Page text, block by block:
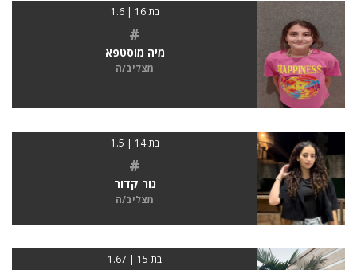
בת 16 | 1.6
#
מיה מוסטפא
מצליב/ה
בת 14 | 1.5
#
נור קדור
מצליב/ה
בת 15 | 1.67